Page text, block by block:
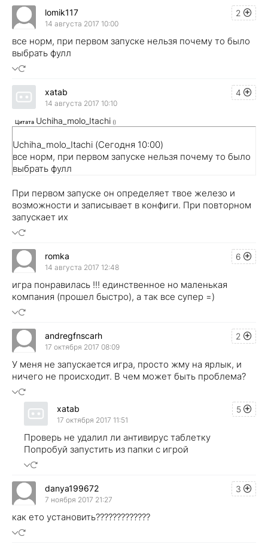
2
lomik117
14 августа 2017 10:00
все норм, при первом запуске нельзя почему то было
выбрать фулл
4
xatab
14 августа 2017 10:10
Цитата Uchiha_molo_Itachi ()
Uchiha_molo_Itachi (Сегодня 10:00)
все норм, при первом запуске нельзя почему то было
выбрать фулл
При первом запуске он определяет твое железо и
возможности и записывает в конфиги. При повторном
запускает их
6
romka
14 августа 2017 12:48
игра понравилась !!! единственное но маленькая
компания (прошел быстро), а так все супер =)
2
andregfnscarh
17 октября 2017 08:09
У меня не запускается игра, просто жму на ярлык, и
ничего не происходит. В чем может быть проблема?
5
xatab
17 октября 2017 11:51
Проверь не удалил ли антивирус таблетку
Попробуй запустить из папки с игрой
3
danya199672
7 ноября 2017 21:27
как ето установить?????????????